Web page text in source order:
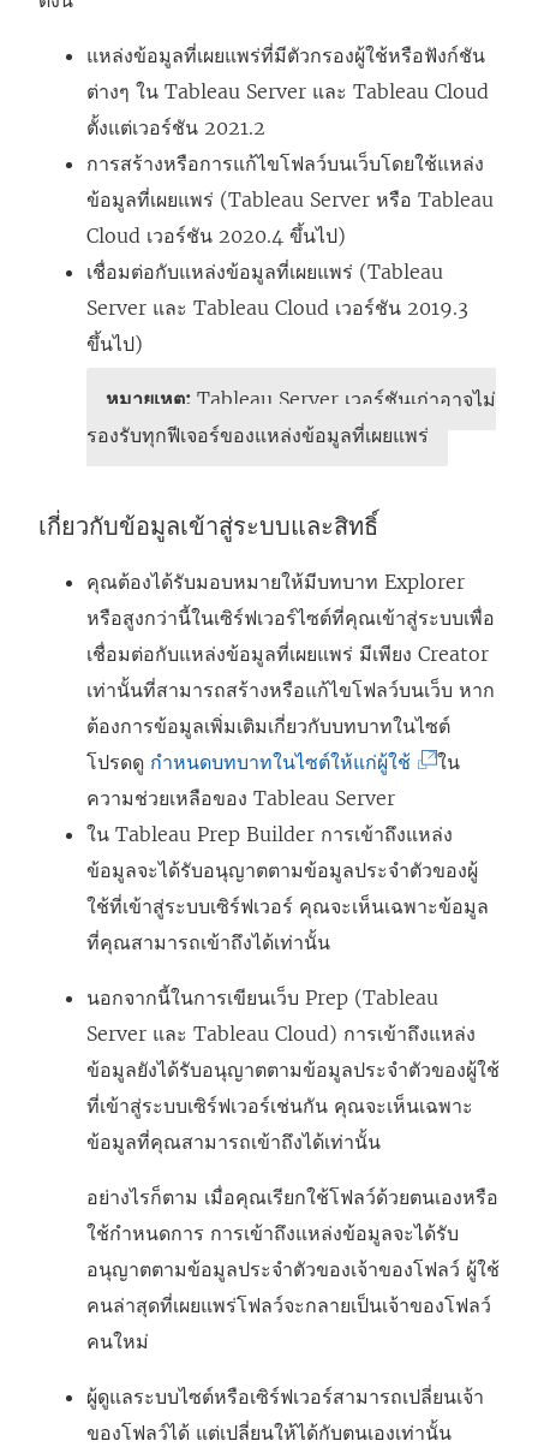
แหล่งข้อมูลที่เผยแพร่ที่มีตัวกรองผู้ใช้หรือฟังก์ชัน
ต่างๆ ใน Tableau Server และ Tableau Cloud
ตั้งแต่เวอร์ชัน 2021.2
การสร้างหรือการแก้ไขโฟลว์บนเว็บโดยใช้แหล่ง
ข้อมูลที่เผยแพร่ (Tableau Server หรือ Tableau
Cloud เวอร์ชัน 2020.4 ขึ้นไป)
เชื่อมต่อกับแหล่งข้อมูลที่เผยแพร่ (Tableau
Server และ Tableau Cloud เวอร์ชัน 2019.3
ขึ้นไป)
หมายเหตุ: Tableau Server เวอร์ชันเก่าอาจไม่
รองรับทุกฟีเจอร์ของแหล่งข้อมูลที่เผยแพร่
เกี่ยวกับข้อมูลเข้าสู่ระบบและสิทธิ์
คุณต้องได้รับมอบหมายให้มีบทบาท Explorer
หรือสูงกว่านี้ในเซิร์ฟเวอร์ไซต์ที่คุณเข้าสู่ระบบเพื่อ
เชื่อมต่อกับแหล่งข้อมูลที่เผยแพร่ มีเพียง Creator
เท่านั้นที่สามารถสร้างหรือแก้ไขโฟลว์บนเว็บ หาก
ต้องการข้อมูลเพิ่มเติมเกี่ยวกับบทบาทในไซต์
โปรดดู กำหนดบทบาทในไซต์ให้แก่ผู้ใช้(
ง
ก์
จ
ปิ
ด
ใ
น
น้
า
ต่
า
ห
ใน
ความช่วยเหลือของ Tableau Server
ใน Tableau Prep Builder การเข้าถึงแหล่ง
ข้อมูลจะได้รับอนุญาตตามข้อมูลประจำตัวของผู้
ใช้ที่เข้าสู่ระบบเซิร์ฟเวอร์ คุณจะเห็นเฉพาะข้อมูล
ที่คุณสามารถเข้าถึงได้เท่านั้น
นอกจากนี้ในการเขียนเว็บ Prep (Tableau
Server และ Tableau Cloud) การเข้าถึงแหล่ง
ข้อมูลยังได้รับอนุญาตตามข้อมูลประจำตัวของผู้ใช้
ที่เข้าสู่ระบบเซิร์ฟเวอร์เช่นกัน คุณจะเห็นเฉพาะ
ข้อมูลที่คุณสามารถเข้าถึงได้เท่านั้น
อย่างไรก็ตาม เมื่อคุณเรียกใช้โฟลว์ด้วยตนเองหรือ
ใช้กำหนดการ การเข้าถึงแหล่งข้อมูลจะได้รับ
อนุญาตตามข้อมูลประจำตัวของเจ้าของโฟลว์ ผู้ใช้
คนล่าสุดที่เผยแพร่โฟลว์จะกลายเป็นเจ้าของโฟลว์
คนใหม่
ผู้ดูแลระบบไซต์หรือเซิร์ฟเวอร์สามารถเปลี่ยนเจ้า
ของโฟลว์ได้ แต่เปลี่ยนให้ได้กับตนเองเท่านั้น